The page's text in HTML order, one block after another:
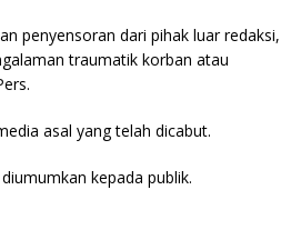
penyensoran dari pihak luar redaksi,
traumatik korban atau
asal yang telah dicabut.
kepada publik.